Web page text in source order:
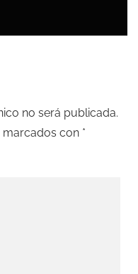
no será publicada.
marcados con *